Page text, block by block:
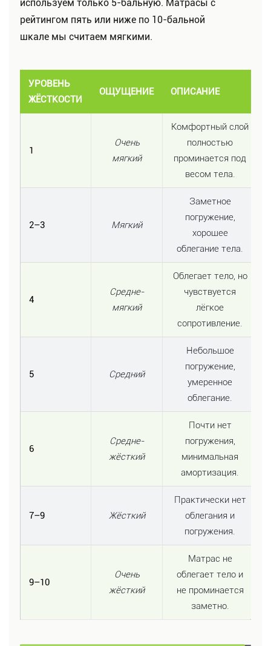
используем только 5-бальную. Матрасы с
рейтингом пять или ниже по 10-бальной
шкале мы считаем мягкими.
УРОВЕНЬ
ЖЁСТКОСТИ
ОЩУЩЕНИЕ ОПИСАНИЕ
1
Очень
мягкий
Комфортный слой
полностью
проминается под
весом тела.
2–3 Мягкий
Заметное
погружение,
хорошее
облегание тела.
4
Средне-
мягкий
Облегает тело, но
чувствуется
лёгкое
сопротивление.
5 Средний
Небольшое
погружение,
умеренное
облегание.
6
Средне-
жёсткий
Почти нет
погружения,
минимальная
амортизация.
7–9 Жёсткий
Практически нет
облегания и
погружения.
9–10
Очень
жёсткий
Матрас не
облегает тело и
не проминается
заметно.